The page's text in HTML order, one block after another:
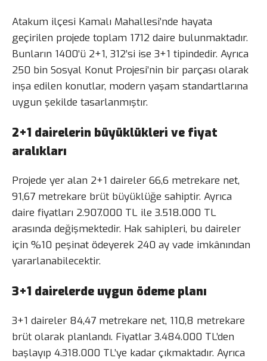
Atakum ilçesi Kamalı Mahallesi’nde hayata
geçirilen projede toplam 1712 daire bulunmaktadır.
Bunların 1400’ü 2+1, 312’si ise 3+1 tipindedir. Ayrıca
250 bin Sosyal Konut Projesi’nin bir parçası olarak
inşa edilen konutlar, modern yaşam standartlarına
uygun şekilde tasarlanmıştır.
2+1 dairelerin büyüklükleri ve fiyat
aralıkları
Projede yer alan 2+1 daireler 66,6 metrekare net,
91,67 metrekare brüt büyüklüğe sahiptir. Ayrıca
daire fiyatları 2.907.000 TL ile 3.518.000 TL
arasında değişmektedir. Hak sahipleri, bu daireler
için %10 peşinat ödeyerek 240 ay vade imkânından
yararlanabilecektir.
3+1 dairelerde uygun ödeme planı
3+1 daireler 84,47 metrekare net, 110,8 metrekare
brüt olarak planlandı. Fiyatlar 3.484.000 TL’den
başlayıp 4.318.000 TL’ye kadar çıkmaktadır. Ayrıca